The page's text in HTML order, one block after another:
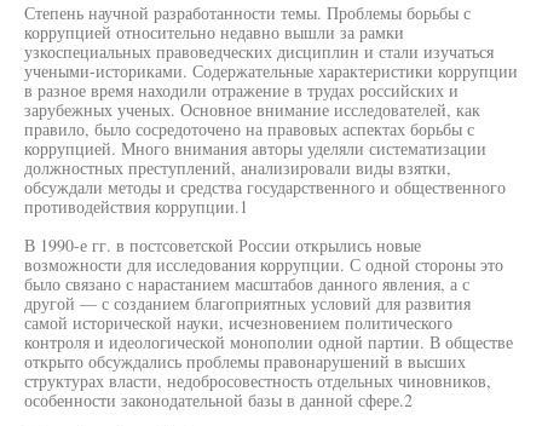
Степень научной разработанности темы. Проблемы борьбы с
коррупцией относительно недавно вышли за рамки
узкоспециальных правоведческих дисциплин и стали изучаться
учеными-историками. Содержательные характеристики коррупции
в разное время находили отражение в трудах российских и
зарубежных ученых. Основное внимание исследователей, как
правило, было сосредоточено на правовых аспектах борьбы с
коррупцией. Много внимания авторы уделяли систематизации
должностных преступлений, анализировали виды взятки,
обсуждали методы и средства государственного и общественного
противодействия коррупции.1
В 1990-е гг. в постсоветской России открылись новые
возможности для исследования коррупции. С одной стороны это
было связано с нарастанием масштабов данного явления, а с
другой — с созданием благоприятных условий для развития
самой исторической науки, исчезновением политического
контроля и идеологической монополии одной партии. В обществе
открыто обсуждались проблемы правонарушений в высших
структурах власти, недобросовестность отдельных чиновников,
особенности законодательной базы в данной сфере.2